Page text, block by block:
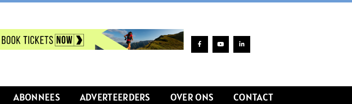
ABONNEES ADVERTEERDERS OVER ONS CONTACT